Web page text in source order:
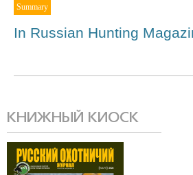
Summary
In Russian Hunting
КНИЖНЫЙ КИОСК